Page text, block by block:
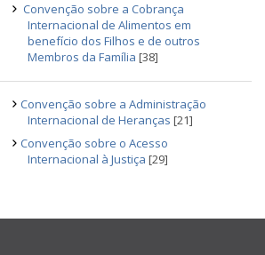
Convenção sobre a Cobrança
Internacional de Alimentos em
benefício dos Filhos e de outros
Membros da Família [38]
Convenção sobre a Administração
Internacional de Heranças [21]
Convenção sobre o Acesso
Internacional à Justiça [29]